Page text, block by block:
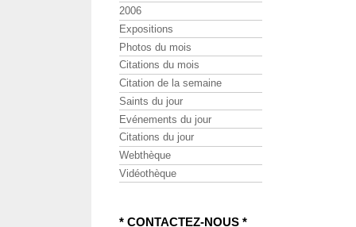
2006
Expositions
Photos du mois
Citations du mois
Citation de la semaine
Saints du jour
Evénements du jour
Citations du jour
Webthèque
Vidéothèque
* CONTACTEZ-NOUS *